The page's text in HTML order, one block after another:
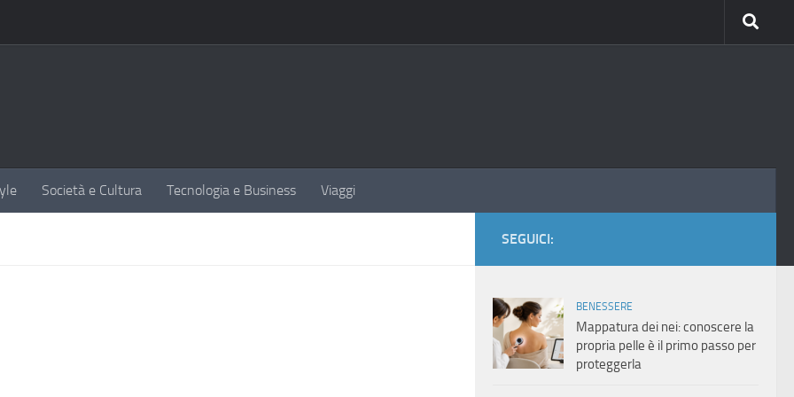
Società e Cultura Tecnologia e Business Viaggi
SEGUICI:
BENESSERE
Mappatura dei nei: conoscere la
propria pelle è il primo passo per
proteggerla